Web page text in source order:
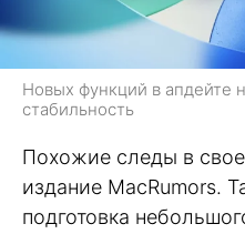
Новых функций в апдейте
стабильность
Похожие следы в
издание MacRumors.
подготовка